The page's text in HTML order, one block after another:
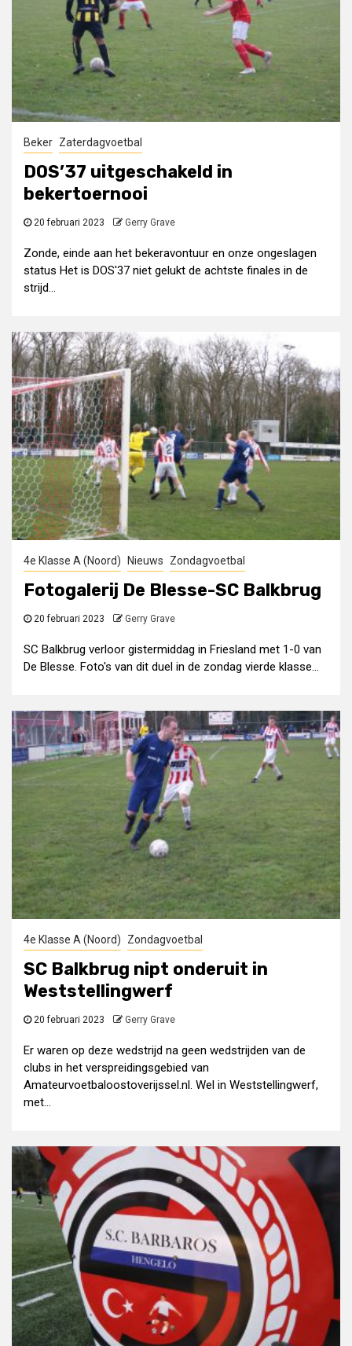
Beker Zaterdagvoetbal
DOS’37 uitgeschakeld in
bekertoernooi
20 februari 2023 Gerry Grave
Zonde, einde aan het bekeravontuur en onze ongeslagen
status Het is DOS'37 niet gelukt de achtste finales in de
strijd...
4e Klasse A (Noord) Nieuws Zondagvoetbal
Fotogalerij De Blesse-SC Balkbrug
20 februari 2023 Gerry Grave
SC Balkbrug verloor gistermiddag in Friesland met 1-0 van
De Blesse. Foto's van dit duel in de zondag vierde klasse...
4e Klasse A (Noord) Zondagvoetbal
SC Balkbrug nipt onderuit in
Weststellingwerf
20 februari 2023 Gerry Grave
Er waren op deze wedstrijd na geen wedstrijden van de
clubs in het verspreidingsgebied van
Amateurvoetbaloostoverijssel.nl. Wel in Weststellingwerf,
met...